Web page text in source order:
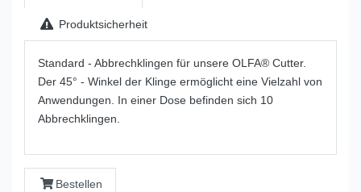
Produktsicherheit
Standard - Abbrechklingen für unsere OLFA® Cutter.
Der 45° - Winkel der Klinge ermöglicht eine Vielzahl von
Anwendungen. In einer Dose befinden sich 10
Abbrechklingen.
Bestellen